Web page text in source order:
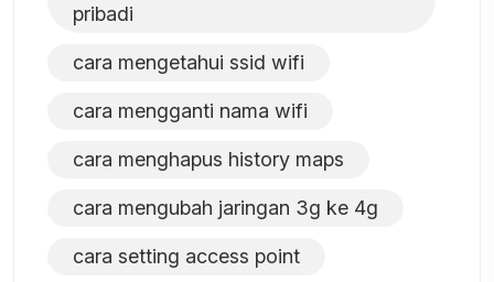
pribadi
cara mengetahui ssid wifi
cara mengganti nama wifi
cara menghapus history maps
cara mengubah jaringan 3g ke 4g
cara setting access point